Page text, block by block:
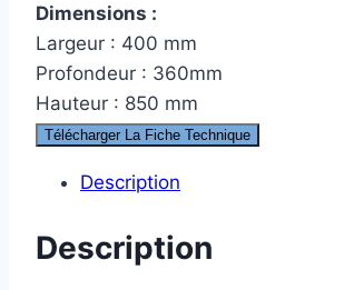
Dimensions :
Largeur : 400 mm
Profondeur : 360mm
Hauteur : 850 mm
Télécharger La Fiche Technique
Description
Description